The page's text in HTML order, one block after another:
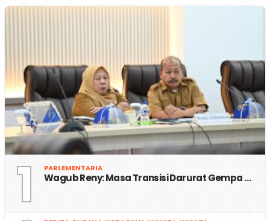
1 PARLEMENTARIA
Wagub Reny: Masa Transisi Darurat Gempa …